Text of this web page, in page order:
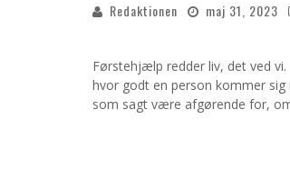
Redaktionen maj 31, 2023
Førstehjælp redder liv, det ved
hvor godt en person kommer
som sagt være afgørende for,